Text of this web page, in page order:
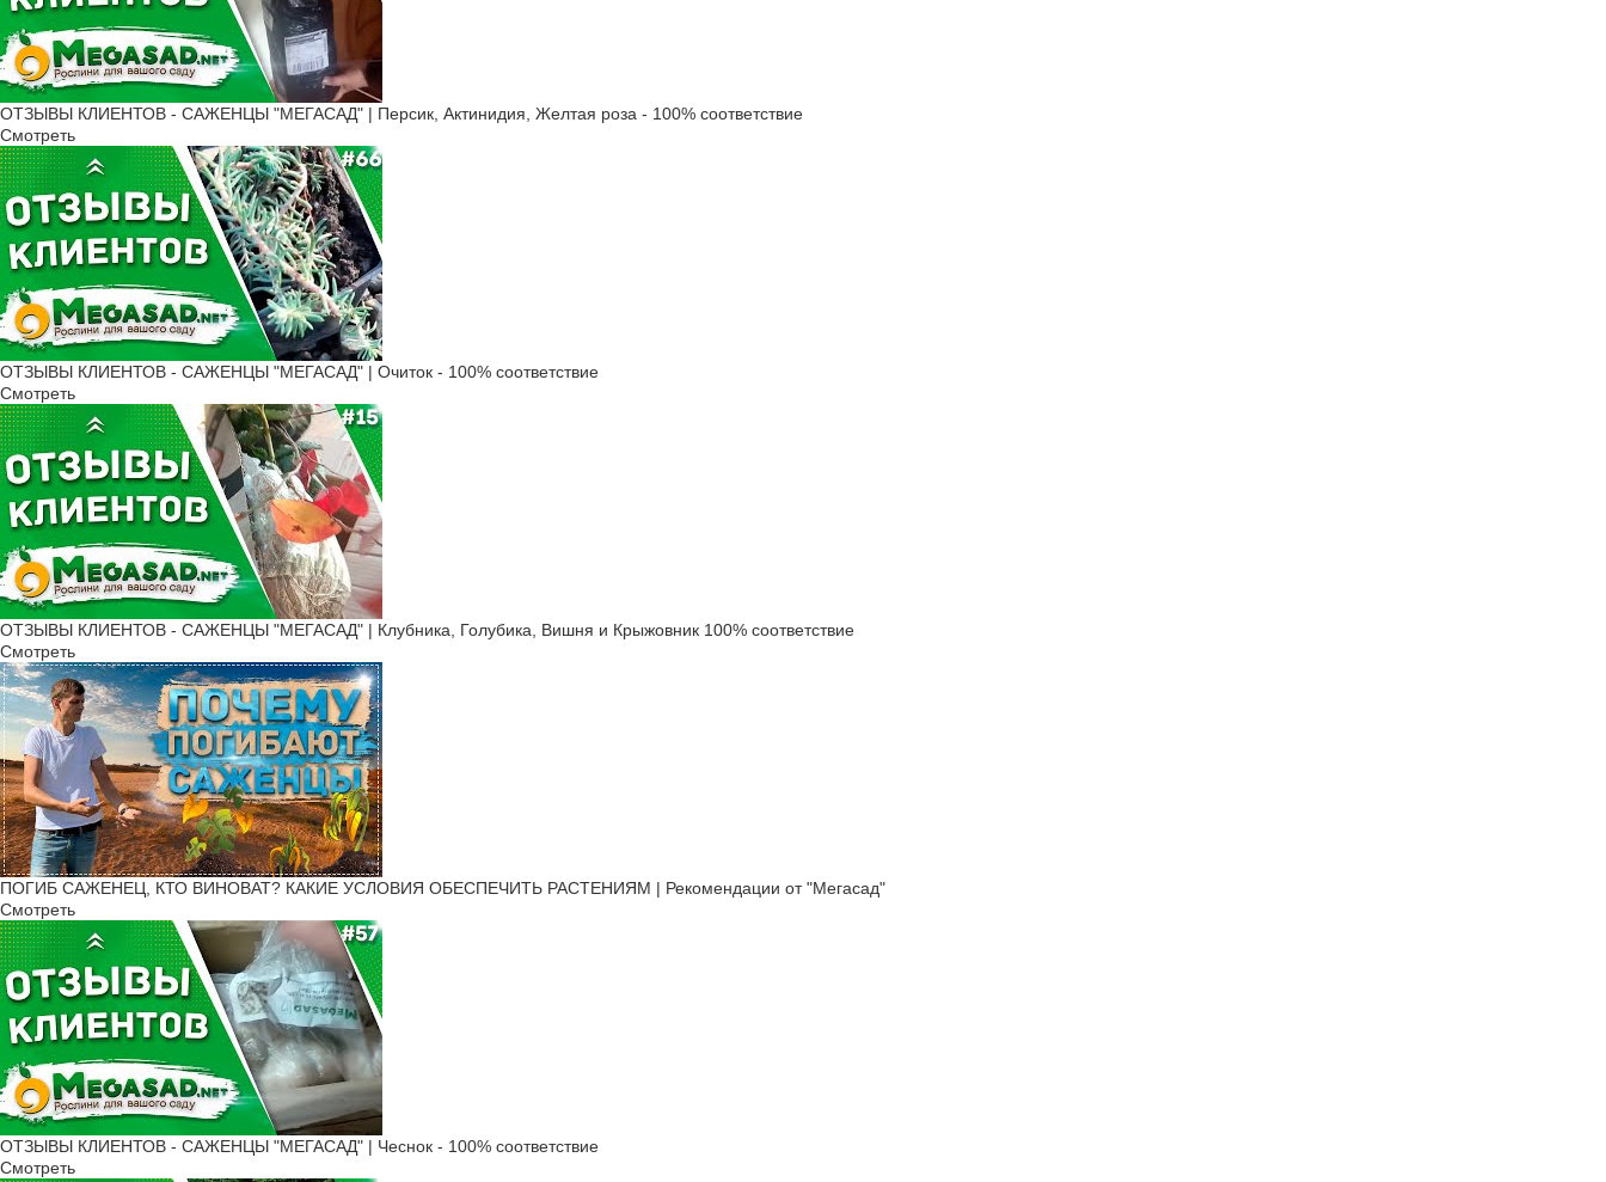
ОТЗЫВЫ КЛИЕНТОВ - САЖЕНЦЫ "МЕГАСАД" | Персик, Актинидия, Желтая роза - 100% соответствие
Смотреть
ОТЗЫВЫ КЛИЕНТОВ - САЖЕНЦЫ "МЕГАСАД" | Очиток - 100% соответствие
Смотреть
ОТЗЫВЫ КЛИЕНТОВ - САЖЕНЦЫ "МЕГАСАД" | Клубника, Голубика, Вишня и Крыжовник 100% соответствие
Смотреть
ПОГИБ САЖЕНЕЦ, КТО ВИНОВАТ? КАКИЕ УСЛОВИЯ ОБЕСПЕЧИТЬ РАСТЕНИЯМ | Рекомендации от "Мегасад"
Смотреть
ОТЗЫВЫ КЛИЕНТОВ - САЖЕНЦЫ "МЕГАСАД" | Чеснок - 100% соответствие
Смотреть